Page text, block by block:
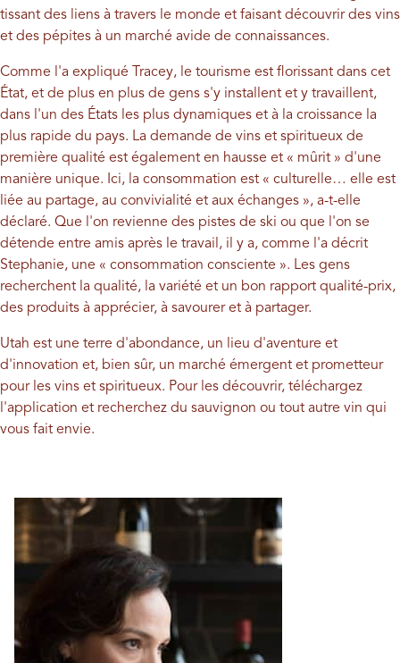
tissant des liens à travers le monde et faisant découvrir des vins
et des pépites à un marché avide de connaissances.
Comme l'a expliqué Tracey, le tourisme est florissant dans cet
État, et de plus en plus de gens s'y installent et y travaillent,
dans l'un des États les plus dynamiques et à la croissance la
plus rapide du pays. La demande de vins et spiritueux de
première qualité est également en hausse et « mûrit » d'une
manière unique. Ici, la consommation est « culturelle… elle est
liée au partage, au convivialité et aux échanges », a-t-elle
déclaré. Que l'on revienne des pistes de ski ou que l'on se
détende entre amis après le travail, il y a, comme l'a décrit
Stephanie, une « consommation consciente ». Les gens
recherchent la qualité, la variété et un bon rapport qualité-prix,
des produits à apprécier, à savourer et à partager.
Utah est une terre d'abondance, un lieu d'aventure et
d'innovation et, bien sûr, un marché émergent et prometteur
pour les vins et spiritueux. Pour les découvrir, téléchargez
l'application et recherchez du sauvignon ou tout autre vin qui
vous fait envie.